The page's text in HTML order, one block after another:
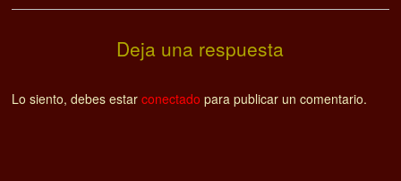
Deja una respuesta
Lo siento, debes estarconectado para publicar un comentario.